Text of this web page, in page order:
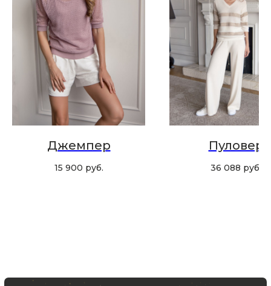
Джемпер
15 900 руб.
Пуловер
36 088 руб.
Хотите быть в курсе всех новинок
и акций, подпишитесь на email рассылку
Ваш e-mail
Подписаться